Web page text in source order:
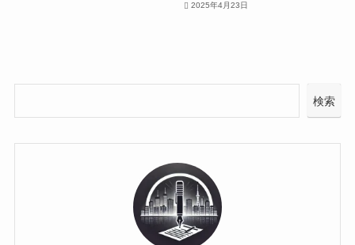
2025年4月23日
検索